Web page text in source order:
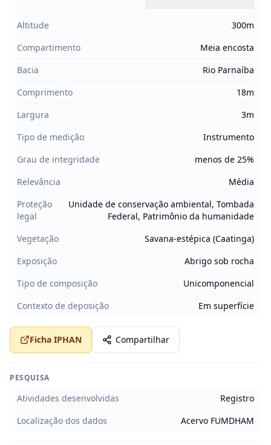
Altitude
300m
Compartimento
Meia encosta
Bacia
Rio Parnaíba
Comprimento
18m
Largura
3m
Tipo de medição
Instrumento
Grau de integridade
menos de 25%
Relevância
Média
Proteção
legal
Unidade de conservação ambiental, Tombada
Federal, Patrimônio da humanidade
Vegetação
Savana-estépica (Caatinga)
Exposição
Abrigo sob rocha
Tipo de composição
Unicomponencial
Contexto de deposição
Em superfície
Ficha IPHAN Compartilhar
PESQUISA
Atividades desenvolvidas
Registro
Localização dos dados
Acervo FUMDHAM